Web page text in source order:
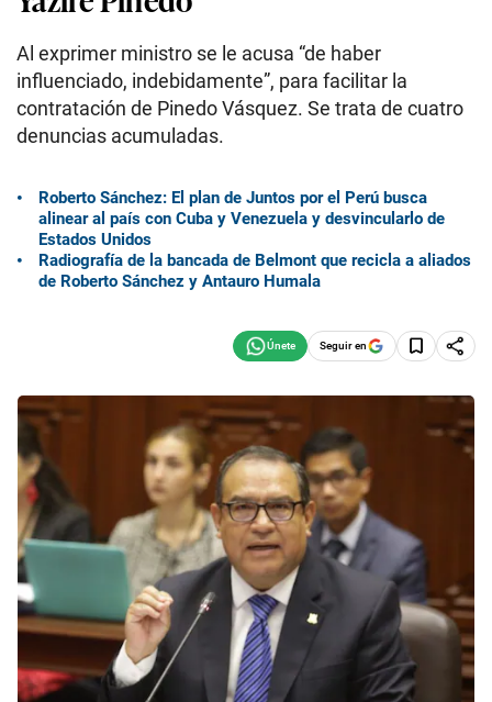
Al exprimer ministro se le acusa “de haber
influenciado, indebidamente”, para facilitar la
contratación de Pinedo Vásquez. Se trata de cuatro
denuncias acumuladas.
Roberto Sánchez: El plan de Juntos por el Perú busca
alinear al país con Cuba y Venezuela y desvincularlo de
Estados Unidos
Radiografía de la bancada de Belmont que recicla a aliados
de Roberto Sánchez y Antauro Humala
Seguir en